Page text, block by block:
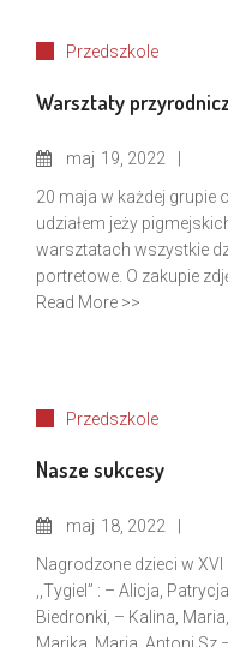
Przedszkole
Warsztaty
maj 19, 2022
20 maja w każdej grupie
udziałem jeży
warsztatach wszystkie
portretowe. O zakupie
Read More >>
Przedszkole
Nasze sukcesy
maj 18, 2022
Nagrodzone dzieci w
,,Tygiel” : – Alicja,
Biedronki, – Kalina,